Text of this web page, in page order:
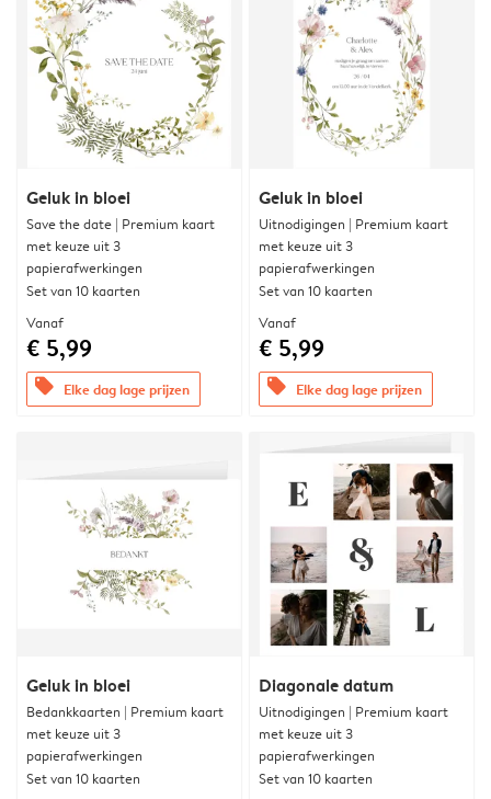
Geluk in bloei
Save the date | Premium kaart
met keuze uit 3
papierafwerkingen
Set van 10 kaarten
Vanaf
€ 5,99
offers Elke dag lage prijzen
Geluk in bloei
Uitnodigingen | Premium kaart
met keuze uit 3
papierafwerkingen
Set van 10 kaarten
Vanaf
€ 5,99
offers Elke dag lage prijzen
Geluk in bloei
Bedankkaarten | Premium kaart
met keuze uit 3
papierafwerkingen
Set van 10 kaarten
Diagonale datum
Uitnodigingen | Premium kaart
met keuze uit 3
papierafwerkingen
Set van 10 kaarten